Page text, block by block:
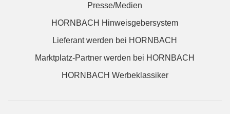
Presse/Medien
HORNBACH Hinweisgebersystem
Lieferant werden bei HORNBACH
Marktplatz-Partner werden bei HORNBACH
HORNBACH Werbeklassiker